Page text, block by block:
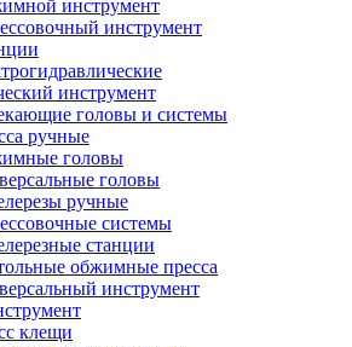
инструмент
инструмент
инструмент
головы и системы
ручные
головы
головы
ручные
системы
станции
обжимные пресса
инструмент
клещи